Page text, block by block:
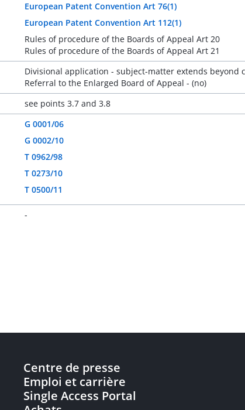
European Patent Convention Art 76(1)
European Patent Convention Art 112(1)
Rules of procedure of the Boards of Appeal Art 20
Rules of procedure of the Boards of Appeal Art 21
Divisional application - subject-matter extends beyond
Referral to the Enlarged Board of Appeal - (no)
see points 3.7 and 3.8
G 0001/06
G 0002/10
T 0962/98
T 0273/10
T 0500/11
-
Centre de presse
Emploi et carrière
Single Access Portal